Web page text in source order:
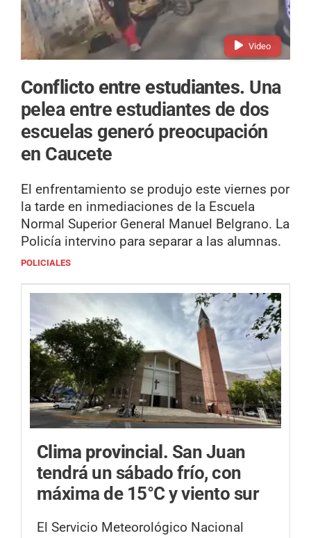
Video
Conflicto entre estudiantes. Una
pelea entre estudiantes de dos
escuelas generó preocupación
en Caucete
El enfrentamiento se produjo este viernes por
la tarde en inmediaciones de la Escuela
Normal Superior General Manuel Belgrano. La
Policía intervino para separar a las alumnas.
POLICIALES
Clima provincial. San Juan
tendrá un sábado frío, con
máxima de 15°C y viento sur
El Servicio Meteorológico Nacional